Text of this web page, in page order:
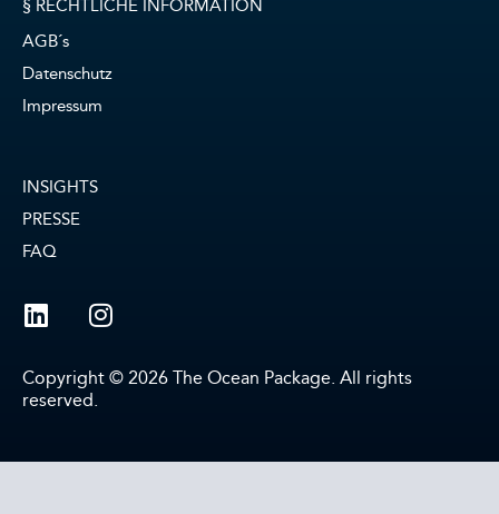
§ RECHTLICHE INFORMATION
AGB´s
Datenschutz
Impressum
INSIGHTS
PRESSE
FAQ
Copyright © 2026 The Ocean Package. All rights
reserved.